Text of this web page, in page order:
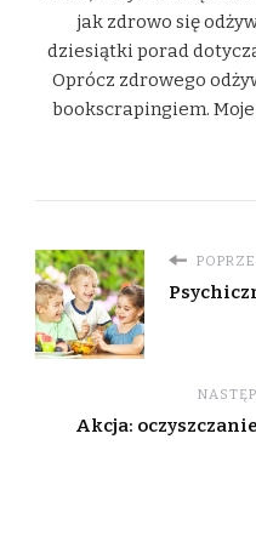
jak zdrowo się
dziesiątki porad
Oprócz zdrowego
bookscrapingiem.
Akcja: